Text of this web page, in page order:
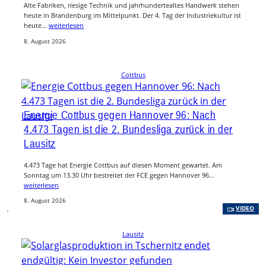
Alte Fabriken, riesige Technik und jahrhundertealtes Handwerk stehen
heute in Brandenburg im Mittelpunkt. Der 4. Tag der Industriekultur ist
heute… weiterlesen
8. August 2026
Cottbus
, VIDEO
Energie Cottbus gegen Hannover 96: Nach
4.473 Tagen ist die 2. Bundesliga zurück in der
Lausitz
4.473 Tage hat Energie Cottbus auf diesen Moment gewartet. Am
Sonntag um 13.30 Uhr bestreitet der FCE gegen Hannover 96…
weiterlesen
8. August 2026
Lausitz